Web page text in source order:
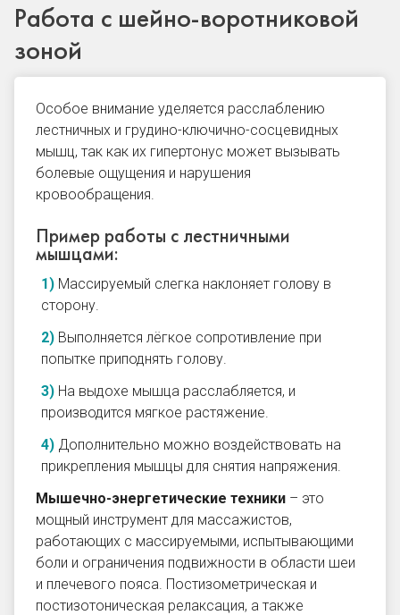
Работа с шейно-воротниковой
зоной
Особое внимание уделяется расслаблению
лестничных и грудино-ключично-сосцевидных
мышц, так как их гипертонус может вызывать
болевые ощущения и нарушения
кровообращения.
Пример работы с лестничными
мышцами:
Массируемый слегка наклоняет голову в
сторону.
Выполняется лёгкое сопротивление при
попытке приподнять голову.
На выдохе мышца расслабляется, и
производится мягкое растяжение.
Дополнительно можно воздействовать на
прикрепления мышцы для снятия напряжения.
Мышечно-энергетические техники – это
мощный инструмент для массажистов,
работающих с массируемыми, испытывающими
боли и ограничения подвижности в области шеи
и плечевого пояса. Постизометрическая и
постизотоническая релаксация, а также